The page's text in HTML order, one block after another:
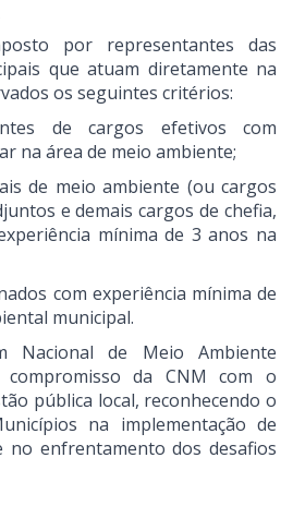
por representantes das
que atuam diretamente na
os seguintes critérios:
de cargos efetivos com
na área de meio ambiente;
de meio ambiente (ou cargos
e demais cargos de chefia,
mínima de 3 anos na
com experiência mínima de
municipal.
Nacional de Meio Ambiente
da CNM com o
pública local, reconhecendo o
na implementação de
no enfrentamento dos desafios